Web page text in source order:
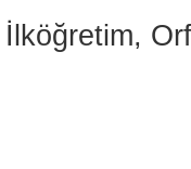
İlköğretim,